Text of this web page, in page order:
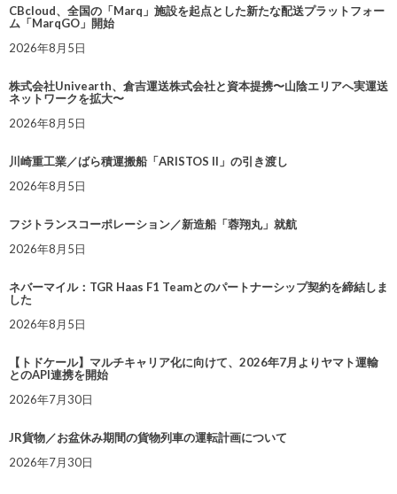
CBcloud、全国の「Marq」施設を起点とした新たな配送プラットフォー
ム「MarqGO」開始
2026年8月5日
株式会社Univearth、倉吉運送株式会社と資本提携〜山陰エリアへ実運送
ネットワークを拡大〜
2026年8月5日
川崎重工業／ばら積運搬船「ARISTOS II」の引き渡し
2026年8月5日
フジトランスコーポレーション／新造船「蓉翔丸」就航
2026年8月5日
ネバーマイル：TGR Haas F1 Teamとのパートナーシップ契約を締結しま
した
2026年8月5日
【トドケール】マルチキャリア化に向けて、2026年7月よりヤマト運輸
とのAPI連携を開始
2026年7月30日
JR貨物／お盆休み期間の貨物列車の運転計画について
2026年7月30日